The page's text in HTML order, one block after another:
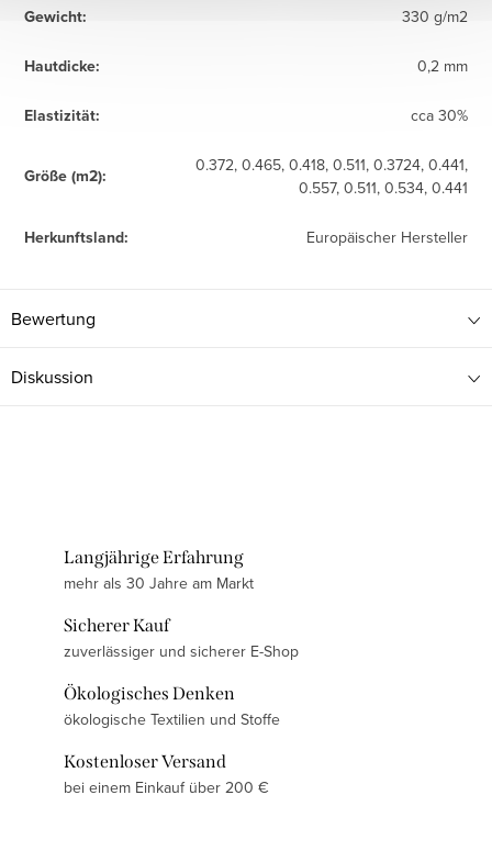
Gewicht: 330 g/m2
Hautdicke: 0,2 mm
Elastizität: cca 30%
Größe (m2):
0.372, 0.465, 0.418, 0.511, 0.3724, 0.441,
0.557, 0.511, 0.534, 0.441
Herkunftsland: Europäischer Hersteller
Bewertung
Diskussion
Langjährige Erfahrung
mehr als 30 Jahre am Markt
Sicherer Kauf
zuverlässiger und sicherer E-Shop
Ökologisches Denken
ökologische Textilien und Stoffe
Kostenloser Versand
bei einem Einkauf über 200 €